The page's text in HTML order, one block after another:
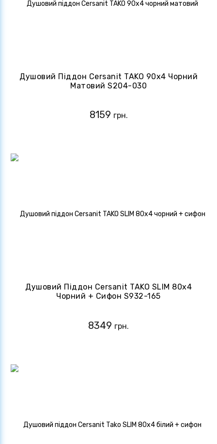
Душовий Піддон Cersanit TAKO 90х4 Чорний
Матовий S204-030
8159 грн.
Душовий Піддон Cersanit TAKO SLIM 80x4
Чорний + Сифон S932-165
8349 грн.